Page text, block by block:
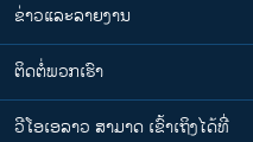
ຂ່າວແລະລາຍງານ
ຕິດຕໍ່ພວກເຮົາ
ວີໂອເອລາວ ສາມາດ ເຂົ້າເຖິງໄດ້ທີ່